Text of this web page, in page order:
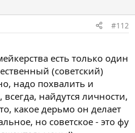
#112
есть только один
(советский)
надо похвалить и
найдутся личности,
какое дерьмо он делает
но советское - это фу